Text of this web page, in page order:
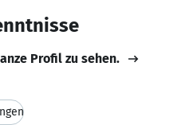
Profil zu sehen.